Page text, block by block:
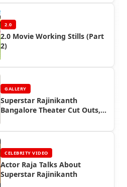
2.0
2.0 Movie Working Stills (Part
2)
GALLERY
Superstar Rajinikanth
Bangalore Theater Cut Outs,
CELEBRITY VIDEO
Actor Raja Talks About
Superstar Rajinikanth